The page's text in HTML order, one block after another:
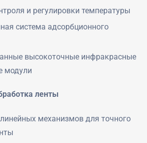
и регулировки температуры
система адсорбционного
высокоточные инфракрасные
модули
ленты
механизмов для точного